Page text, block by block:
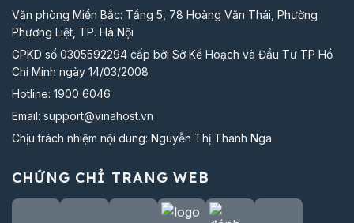
Văn phòng Miền Bắc: Tầng 5, 78 Hoàng Văn Thái, Phường
Phương Liệt, TP. Hà Nội
GPKD số 0305592294 cấp bởi Sở Kế Hoạch và Đầu Tư TP Hồ
Chí Minh ngày 14/03/2008
Hotline: 1900 6046
Email: support@vinahost.vn
Chịu trách nhiệm nội dung: Nguyễn Thị Thanh Nga
CHỨNG CHỈ TRANG WEB